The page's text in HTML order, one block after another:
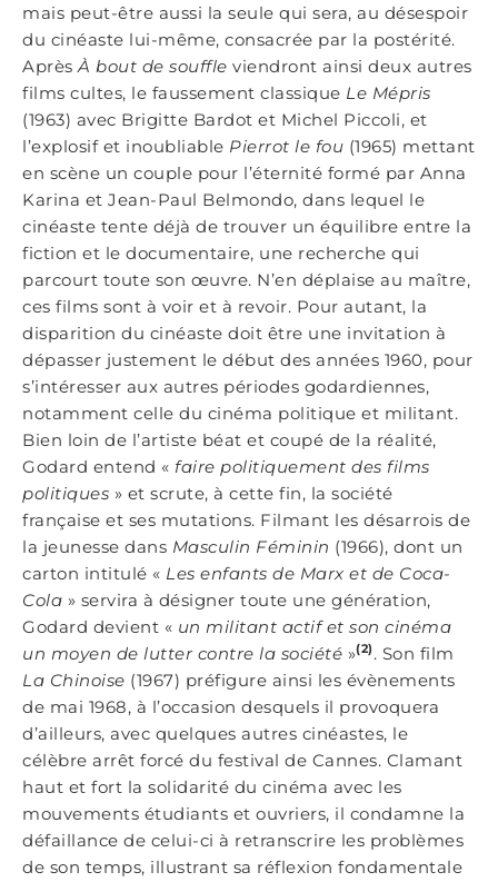
mais peut-être aussi la seule qui sera, au désespoir
du cinéaste lui-même, consacrée par la postérité.
Après À bout de souffle viendront ainsi deux autres
films cultes, le faussement classique Le Mépris
(1963) avec Brigitte Bardot et Michel Piccoli, et
l’explosif et inoubliable Pierrot le fou (1965) mettant
en scène un couple pour l’éternité formé par Anna
Karina et Jean-Paul Belmondo, dans lequel le
cinéaste tente déjà de trouver un équilibre entre la
fiction et le documentaire, une recherche qui
parcourt toute son œuvre. N’en déplaise au maître,
ces films sont à voir et à revoir. Pour autant, la
disparition du cinéaste doit être une invitation à
dépasser justement le début des années 1960, pour
s’intéresser aux autres périodes godardiennes,
notamment celle du cinéma politique et militant.
Bien loin de l’artiste béat et coupé de la réalité,
Godard entend « faire politiquement des films
politiques » et scrute, à cette fin, la société
française et ses mutations. Filmant les désarrois de
la jeunesse dans Masculin Féminin (1966), dont un
carton intitulé « Les enfants de Marx et de Coca-
Cola » servira à désigner toute une génération,
Godard devient « un militant actif et son cinéma
un moyen de lutter contre la société »(2) . Son film
La Chinoise (1967) préfigure ainsi les évènements
de mai 1968, à l’occasion desquels il provoquera
d’ailleurs, avec quelques autres cinéastes, le
célèbre arrêt forcé du festival de Cannes. Clamant
haut et fort la solidarité du cinéma avec les
mouvements étudiants et ouvriers, il condamne la
défaillance de celui-ci à retranscrire les problèmes
de son temps, illustrant sa réflexion fondamentale